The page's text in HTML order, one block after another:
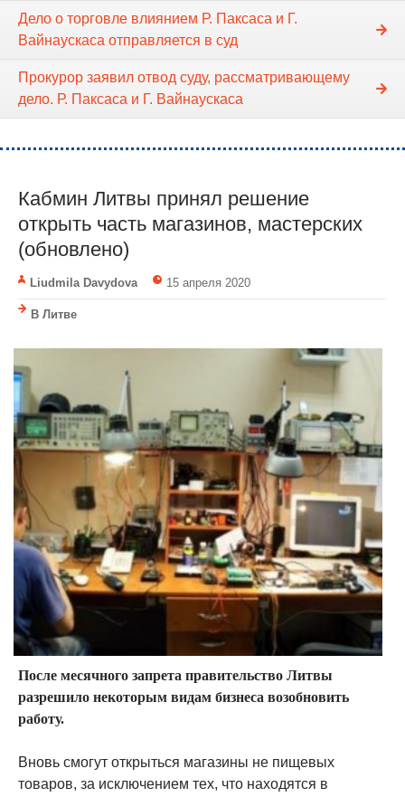
Дело о торговле влиянием Р. Паксаса и Г.
Вайнаускаса отправляется в суд
Прокурор заявил отвод суду, рассматривающему
дело. Р. Паксаса и Г. Вайнаускаса
Кабмин Литвы принял решение
открыть часть магазинов, мастерских
(обновлено)
Liudmila Davydova 15 апреля 2020
В Литве
После месячного запрета правительство Литвы
разрешило некоторым видам бизнеса возобновить
работу.
Вновь смогут открыться магазины не пищевых
товаров, за исключением тех, что находятся в